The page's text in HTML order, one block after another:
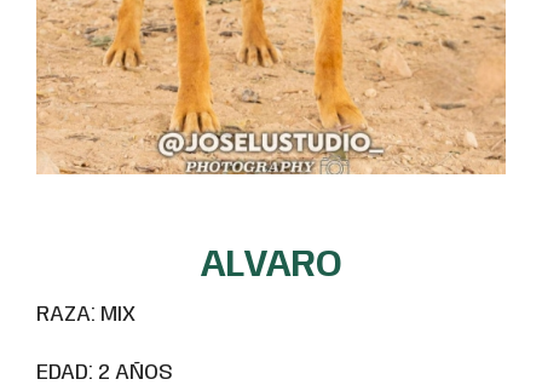
ALVARO
RAZA: MIX
EDAD: 2 AÑOS